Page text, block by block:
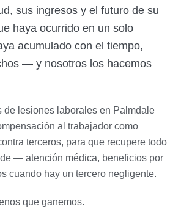
sus ingresos y el futuro de su
haya ocurrido en un solo
acumulado con el tiempo,
— y nosotros los hacemos
de lesiones laborales en Palmdale
al trabajador como
terceros, para que recupere todo
— atención médica, beneficios por
cuando hay un tercero negligente.
que ganemos.